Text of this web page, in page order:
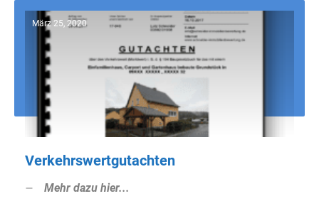
März 25, 2020
Verkehrswertgutachten
Mehr dazu hier...